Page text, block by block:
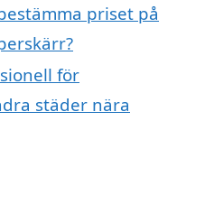
priset på
för
städer nära